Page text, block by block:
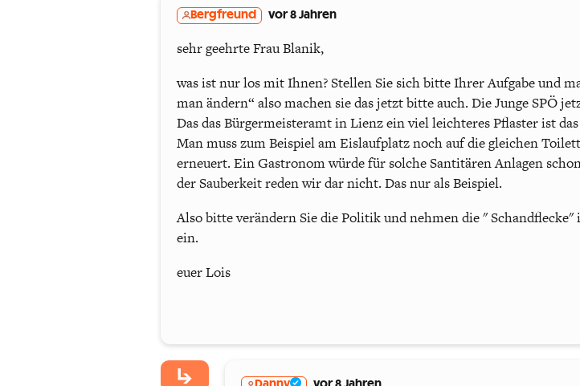
Bergfreund vor 8 Jahren
sehr geehrte Frau Blanik,
was ist nur los mit Ihnen? Stellen Sie sich bitte Ihrer Aufgabe und
man ändern“ also machen sie das jetzt bitte auch. Die Junge SPÖ
Das das Bürgermeisteramt in Lienz ein viel leichteres Pflaster ist
Man muss zum Beispiel am Eislaufplatz noch auf die gleichen
erneuert. Ein Gastronom würde für solche Santitären Anlagen
der Sauberkeit reden wir dar nicht. Das nur als Beispiel.
Also bitte verändern Sie die Politik und nehmen die "
ein.
euer Lois